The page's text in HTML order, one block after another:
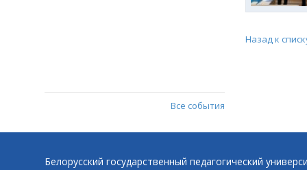
Все события
Назад к
Белорусский государственный педагогический